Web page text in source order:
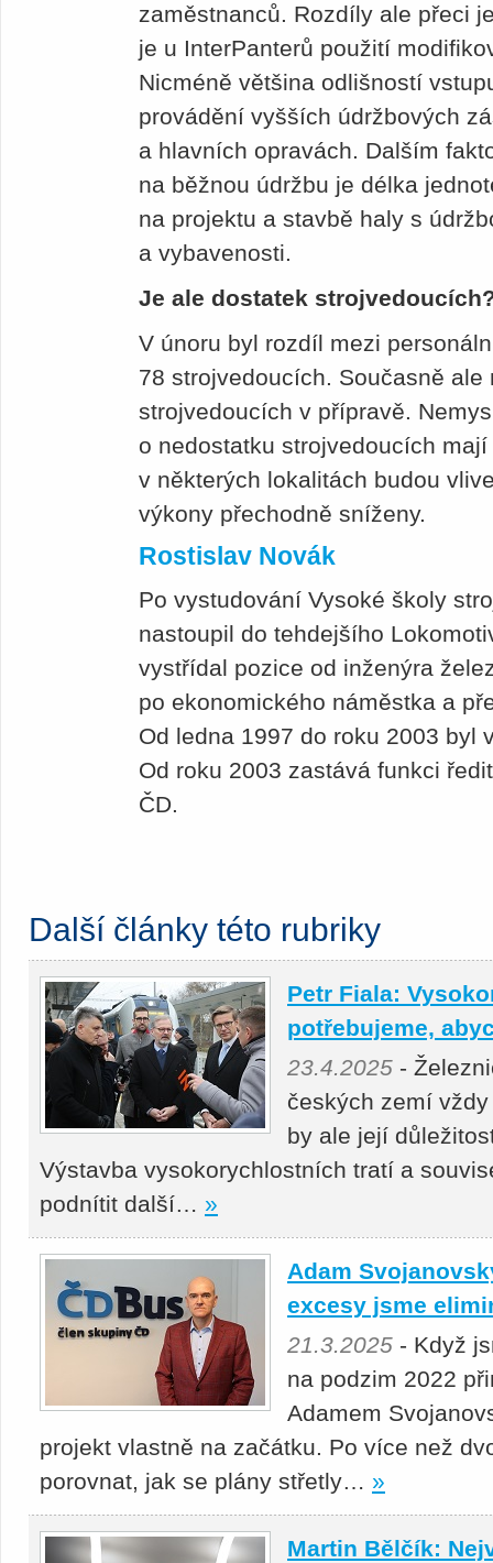
zaměstnanců. Rozdíly ale přeci
je u InterPanterů použití
Nicméně většina odlišností
provádění vyšších údržbových
a hlavních opravách. Dalším
na běžnou údržbu je délka
na projektu a stavbě haly s
a vybavenosti.
Je ale dostatek
V únoru byl rozdíl mezi
78 strojvedoucích. Současně ale
strojvedoucích v přípravě.
o nedostatku strojvedoucích
v některých lokalitách budou
výkony přechodně sníženy.
Rostislav Novák
Po vystudování Vysoké školy
nastoupil do tehdejšího
vystřídal pozice od inženýra
po ekonomického náměstka a
Od ledna 1997 do roku 2003 byl
Od roku 2003 zastává funkci
ČD.
Další články této rubriky
Petr Fiala:
potřebujeme,
23.4.2025 -
českých zemí
by ale její
Výstavba vysokorychlostních tratí a
podnítit další… »
Adam
excesy jsme
21.3.2025 - Když
na podzim 2022
Adamem
projekt vlastně na začátku. Po více než
porovnat, jak se plány střetly… »
Martin Bělčík: